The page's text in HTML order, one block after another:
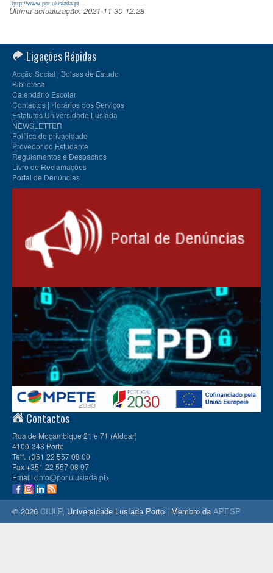
http://www.por.ulusiada.pt
Última actualização: 2021-11-30 12:28
Ligações Rápidas
Acção Social | Bolsas de Estudo
Biblioteca
Calendário Escolar
Contactos | Horários dos Serviços
Estatutos Universidade Lusíada
NEWSLETTER
Política de privacidade
Provedor do Estudante
Regulamentos e Despachos
Livro de Reclamações
Portal de Denúncias
Contactos
Rua de Moçambique 21 e 71 (Aldoar)
4100-348 Porto
Telf. +351 22 557 08 00
Fax +351 22 557 08 97
Email <info@por.ulusiada.pt>
© 2026 CIULP, Universidade Lusíada Porto | Membro da APESP